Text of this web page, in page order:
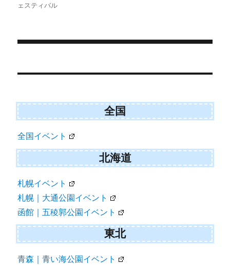
t
)
on
ェスティバル
navigation
全国
全国イベント
北海道
札幌イベント
札幌｜大通公園イベント
函館｜五稜郭公園イベント
東北
青森｜青い海公園イベント